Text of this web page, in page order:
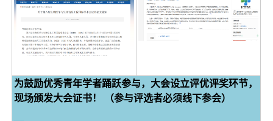
为鼓励优秀青年学者踊跃参与，大会设立评优评奖环节，
现场颁发大会证书！ （参与评选者必须线下参会）